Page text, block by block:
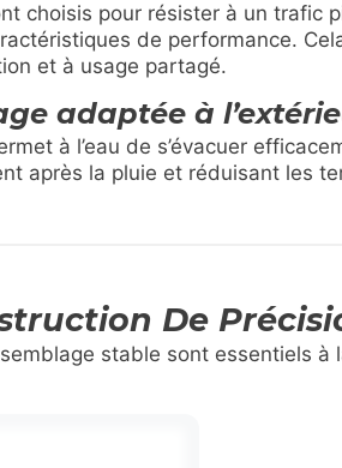
choisis pour résister à un trafic
de performance.
et à usage partagé.
adaptée à
à l’eau de s’évacuer
après la pluie et réduisant les
De
stable sont essentiels